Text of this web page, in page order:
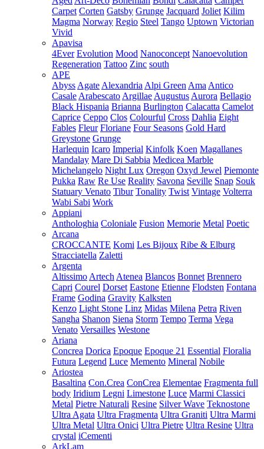
Carpet Corten Gatsby Grunge Jacquard Joliet Kilim
Magma Norway Regio Steel Tango Uptown Victorian
Vivid
Apavisa
4Ever Evolution Mood Nanoconcept Nanoevolution
Regeneration Tattoo Zinc south
APE
Abyss Agate Alexandria Alpi Green Ama Antico
Casale Arabescato Argillae Augustus Aurora Bellagio
Black Hispania Brianna Burlington Calacatta Camelot
Caprice Ceppo Clos Colourful Cross Dahlia Eight
Fables Fleur Floriane Four Seasons Gold Hard
Greystone Grunge
Harlequin Icaro Imperial Kinfolk Koen Magallanes
Mandalay Mare Di Sabbia Medicea Marble
Michelangelo Night Lux Oregon Oxyd Jewel Piemonte
Pukka Raw Re Use Reality Savona Seville Snap Souk
Statuary Venato Tibur Tonality Twist Vintage Volterra
Wabi Sabi Work
Appiani
Anthologhia Coloniale Fusion Memorie Metal Poetic
Arcana
CROCCANTE Komi Les Bijoux Ribe & Elburg
Stracciatella Zaletti
Argenta
Altissimo Artech Atenea Blancos Bonnet Brennero
Capri Courel Dorset Eastone Etienne Flodsten Fontana
Frame Godina Gravity Kalksten
Kenzo Light Stone Linz Midas Milena Petra Riven
Sangha Shanon Siena Storm Tempo Terma Vega
Venato Versailles Westone
Ariana
Concrea Dorica Epoque Epoque 21 Essential Floralia
Futura Legend Luce Memento Mineral Nobile
Ariostea
Basaltina Con.Crea ConCrea Elementae Fragmenta full
body Iridium Legni Limestone Luce Marmi Classici
Metal Pietre Naturali Resine Silver Wave Teknostone
Ultra Agata Ultra Fragmenta Ultra Graniti Ultra Marmi
Ultra Metal Ultra Onici Ultra Pietre Ultra Resine Ultra
crystal iCementi
ArkLam